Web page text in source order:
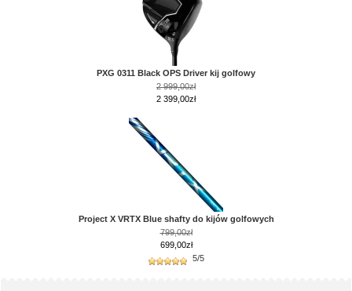
PXG 0311 Black OPS Driver kij golfowy
2 999,00zł
2 399,00zł
Project X VRTX Blue shafty do kijów golfowych
799,00zł
699,00zł
5/5